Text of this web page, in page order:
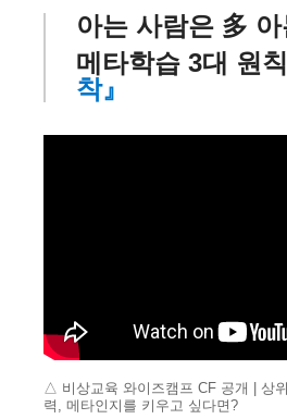
아는 사람은 多
메타학습 3대 원칙
착』
△ 비상교육 와이즈캠프 CF 공개 | 상
력, 메타인지를 키우고 싶다면?